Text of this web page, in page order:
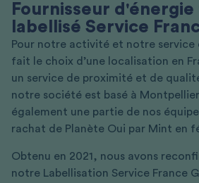
Fournisseur
labellisé Service
Pour notre activité et notre service
fait le choix d’une localisation en
un service de proximité et de
notre société est basé à
également une partie de nos
rachat de Planète Oui par Mint en
Obtenu en 2021, nous avons
notre Labellisation Service France